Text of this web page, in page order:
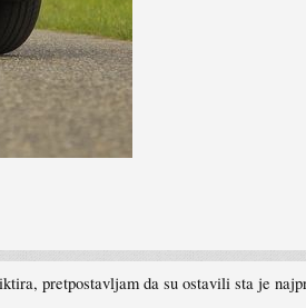
pretpostavljam da su ostavili sta je